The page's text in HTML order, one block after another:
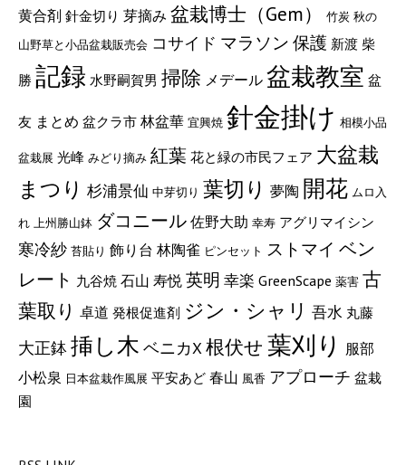
黄合剤 針金切り 芽摘み 盆栽博士（Gem） 竹炭 秋の
山野草と小品盆栽販売会 コサイド マラソン 保護 新渡 柴
勝 記録 水野嗣賀男 掃除 メデール盆栽教室 盆
友 まとめ 盆クラ市 林盆華 宜興焼 針金掛け 相模小品
盆栽展 光峰 みどり摘み 紅葉 花と緑の市民フェア 大盆栽
まつり 杉浦景仙 中芽切り 葉切り 夢陶 開花 ムロ入
れ 上州勝山鉢 ダコニール 佐野大助 幸寿 アグリマイシン
寒冷紗 苔貼り 飾り台 林陶雀 ピンセット ストマイ ベン
レート 九谷焼 石山 寿悦 英明 幸楽 GreenScape 薬害 古
葉取り 卓道 発根促進剤 ジン・シャリ 吾水 丸藤
大正鉢挿し木 ベニカX根伏せ 葉刈り 服部
小松泉 日本盆栽作風展 平安あど 春山 風香 アプローチ 盆栽
園